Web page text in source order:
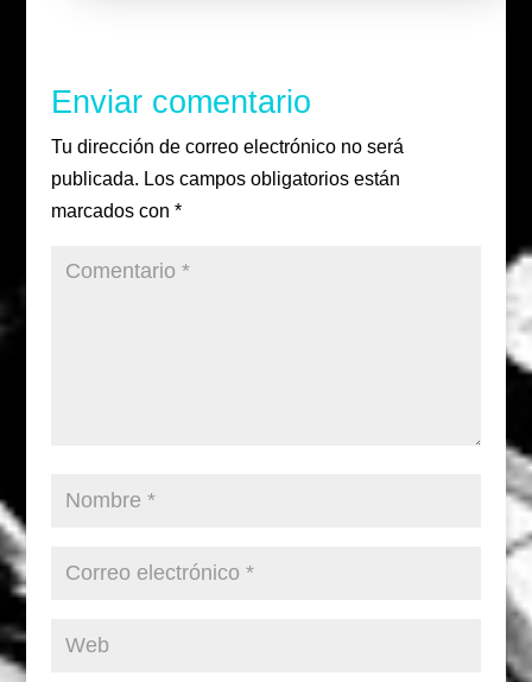
Enviar comentario
Tu dirección de correo electrónico no será
publicada. Los campos obligatorios están
marcados con *